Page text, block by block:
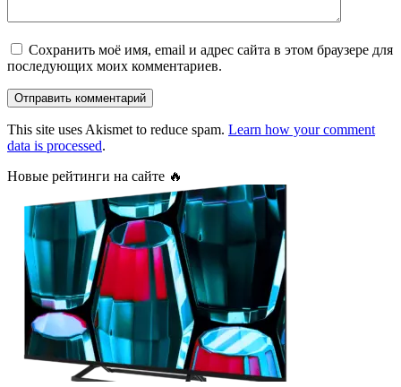
Сохранить моё имя, email и адрес сайта в этом браузере для
последующих моих комментариев.
This site uses Akismet to reduce spam. Learn how your comment
data is processed.
Новые рейтинги на сайте 🔥